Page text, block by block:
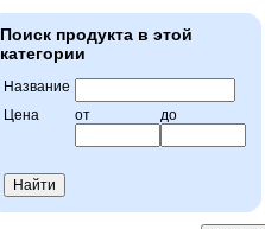
Поиск продукта в этой
категории
Название
Цена
от до